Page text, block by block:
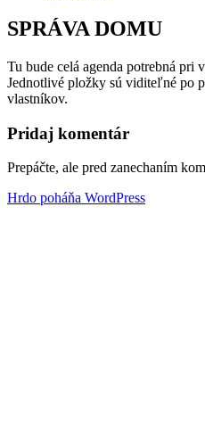
SPRÁVA DOMU
Tu bude celá agenda potrebná pri
Jednotlivé pložky sú viditeľné po
vlastníkov.
Pridaj komentár
Prepáčte, ale pred zanechaním
Hrdo poháňa WordPress